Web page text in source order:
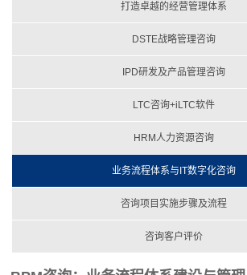
打造卓越的经营管理体系
DSTE战略管理咨询
IPD研发及产品管理咨询
LTC咨询+iLTC软件
HRM人力资源咨询
业务流程体系与IT数字化咨询
咨询项目实施步骤及流程
咨询客户评价